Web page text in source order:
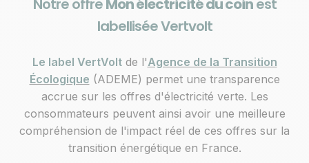
Notre offreMon électricité du coinest
labellisée Vertvolt
Le label VertVoltde l'Agence de la Transition
Écologique (ADEME) permet une transparence
accrue sur les offres d'électricité verte. Les
consommateurs peuvent ainsi avoir une meilleure
compréhension de l'impact réel de ces offres sur la
transition énergétique en France.